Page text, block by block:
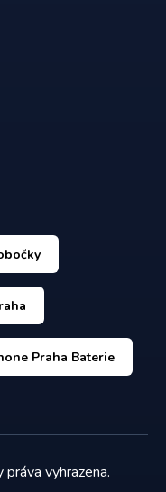
Praha Baterie
vyhrazena.